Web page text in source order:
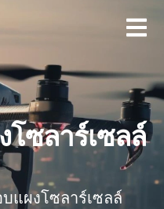
ซลาร์เซลล์
แผงโซลาร์เซลล์